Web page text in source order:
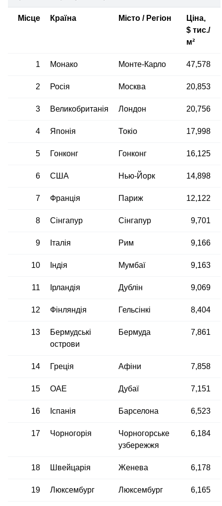
Місце Країна Місто / Регіон
Ціна,
$ тис./
м²
1 Монако Монте-Карло 47,578
2 Росія Москва 20,853
3 Великобританія Лондон 20,756
4 Японія Токіо 17,998
5 Гонконг Гонконг 16,125
6 США Нью-Йорк 14,898
7 Франція Париж 12,122
8 Сінгапур Сінгапур 9,701
9 Італія Рим 9,166
10 Індія Мумбаї 9,163
11 Ірландія Дублін 9,069
12 Фінляндія Гельсінкі 8,404
13
Бермудські
острови
Бермуда 7,861
14 Греція Афіни 7,858
15 ОАЕ Дубаї 7,151
16 Іспанія Барселона 6,523
17 Чорногорія
Чорногорське
узбережжя
6,184
18 Швейцарія Женева 6,178
19 Люксембург Люксембург 6,165